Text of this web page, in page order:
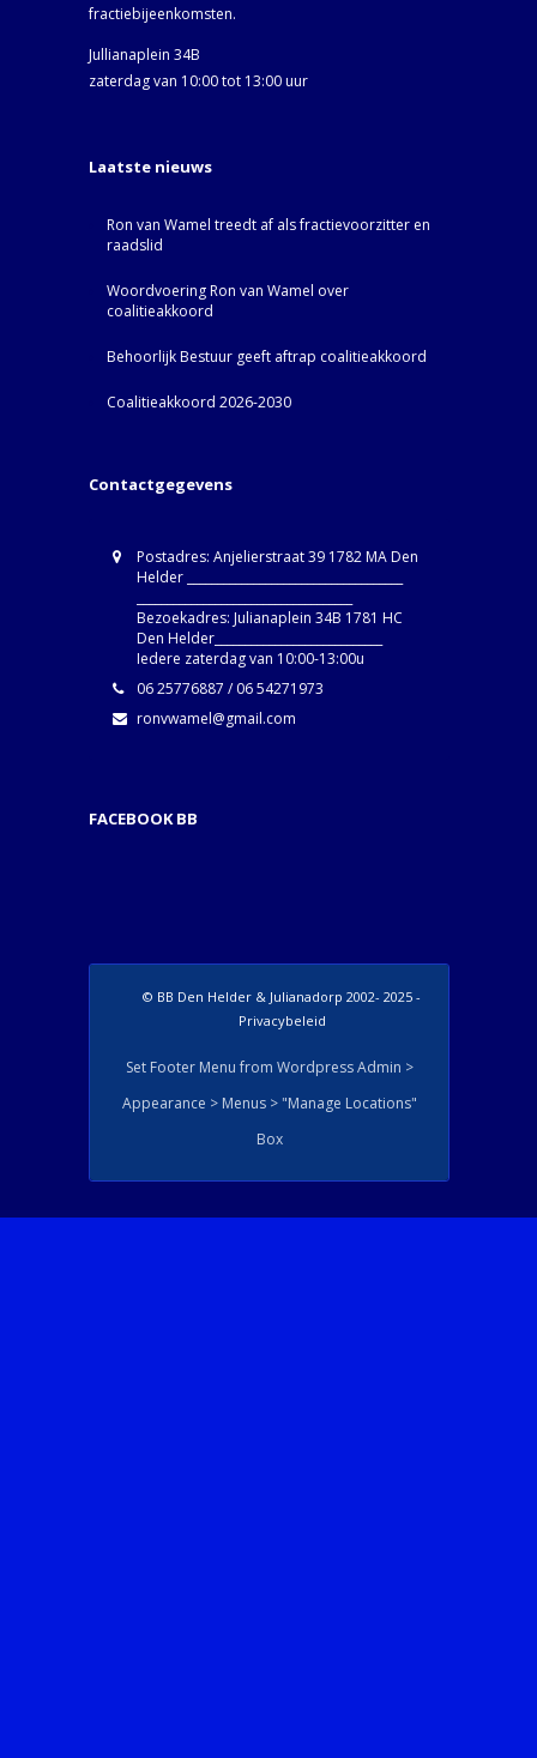
fractiebijeenkomsten.
Jullianaplein 34B
zaterdag van 10:00 tot 13:00 uur
Laatste nieuws
Ron van Wamel treedt af als fractievoorzitter en
raadslid
Woordvoering Ron van Wamel over
coalitieakkoord
Behoorlijk Bestuur geeft aftrap coalitieakkoord
Coalitieakkoord 2026-2030
Contactgegevens
Postadres: Anjelierstraat 39 1782 MA Den
Helder ____________________________________
Bezoekadres: Julianaplein 34B 1781 HC
Den Helder____________________________
Iedere zaterdag van 10:00-13:00u
06 25776887 / 06 54271973
ronvwamel@gmail.com
FACEBOOK BB
© BB Den Helder & Julianadorp 2002- 2025 -
Privacybeleid
Set Footer Menu from Wordpress Admin >
Appearance > Menus > "Manage Locations"
Box